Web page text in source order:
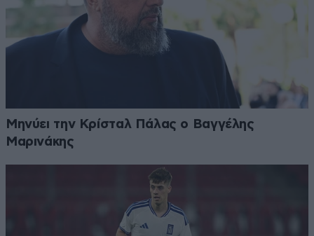
Μηνύει την Κρίσταλ Πάλας ο Βαγγέλης
Μαρινάκης